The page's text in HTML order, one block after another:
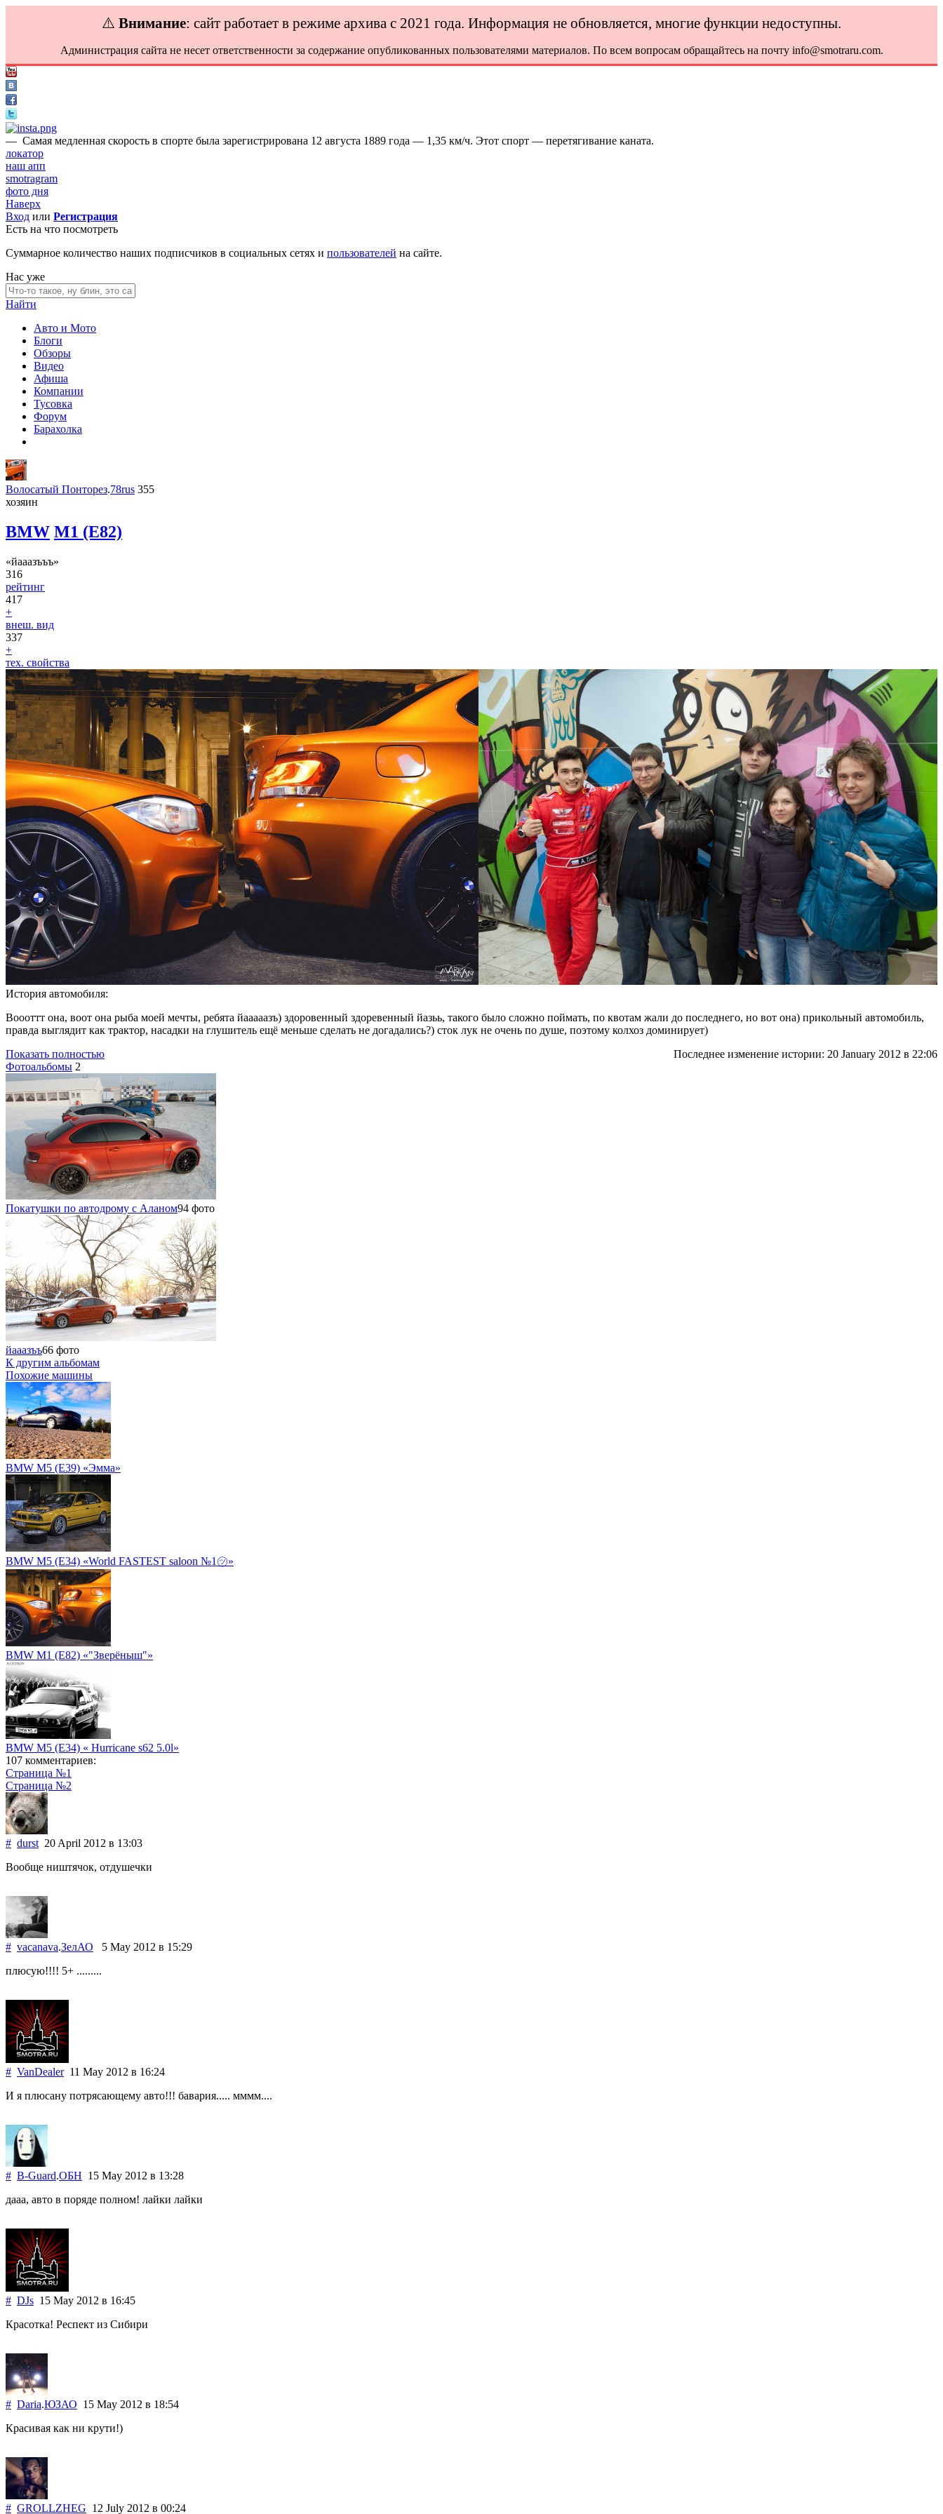
⚠️ Внимание: сайт работает в режиме архива с 2021 года. Информация не обновляется, многие функции недоступны.
Администрация сайта не несет ответственности за содержание опубликованных пользователями материалов. По всем вопросам обращайтесь на почту info@smotraru.com.
— Самая медленная скорость в спорте была зарегистрирована 12 августа 1889 года — 1,35 км/ч. Этот спорт — перетягивание каната.
локатор
наш апп
smotragram
фото дня
Наверх
Вход или Регистрация
Есть на что посмотреть
Суммарное количество наших подписчиков в социальных сетях и пользователей на сайте.
Нас уже
Найти
Авто и Мото
Блоги
Обзоры
Видео
Афиша
Компании
Тусовка
Форум
Барахолка
Волосатый Понторез.78rus 355
хозяин
BMW M1 (E82)
«йааазъъъ»
316
рейтинг
417
+
внеш. вид
337
+
тех. свойства
История автомобиля:
Воооттт она, воот она рыба моей мечты, ребята йааааазъ) здоровенный здоревенный йазьь, такого было сложно поймать, по квотам жали до последнего, но вот она) прикольный автомобиль,
правда выглядит как трактор, насадки на глушитель ещё меньше сделать не догадались?) сток лук не очень по душе, поэтому колхоз доминирует)
Последнее изменение истории: 20 January 2012 в 22:06
Показать полностью
Фотоальбомы 2
Покатушки по автодрому с Аланом94 фото
йааазъъ66 фото
К другим альбомам
Похожие машины
BMW M5 (E39) «Эмма»
BMW M5 (E34) «World FASTEST saloon №1㋡»
BMW M1 (E82) «"Зверёныш"»
BMW M5 (E34) « Hurricane s62 5.0l»
107 комментариев:
Страница №1
Страница №2
# durst 20 April 2012 в 13:03
Вообще ништячок, отдушечки
# vacanava.ЗелАО 5 May 2012 в 15:29
плюсую!!!! 5+ .........
# VanDealer11 May 2012 в 16:24
И я плюсану потрясающему авто!!! бавария..... мммм....
# B-Guard.ОБН 15 May 2012 в 13:28
дааа, авто в поряде полном! лайки лайки
# DJs 15 May 2012 в 16:45
Красотка! Респект из Сибири
# Daria.ЮЗАО 15 May 2012 в 18:54
Красивая как ни крути!)
# GROLLZHEG 12 July 2012 в 00:24